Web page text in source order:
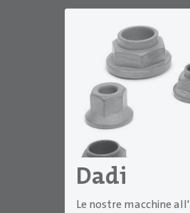
Dadi
Le nostre macchine